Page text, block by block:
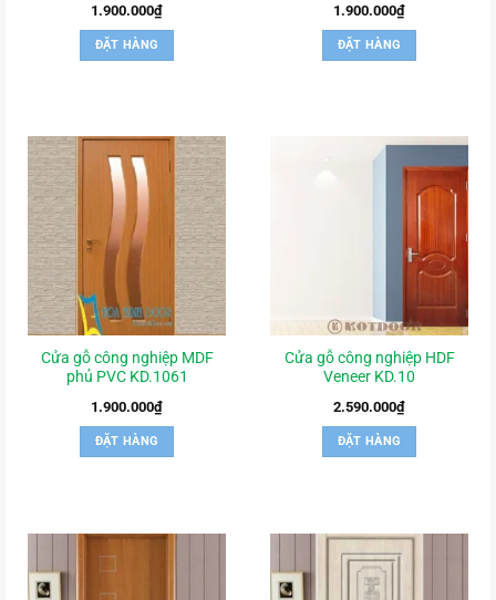
1.900.000₫
ĐẶT HÀNG
1.900.000₫
ĐẶT HÀNG
Cửa gỗ công nghiệp MDF
phủ PVC KD.1061
1.900.000₫
ĐẶT HÀNG
Cửa gỗ công nghiệp HDF
Veneer KD.10
2.590.000₫
ĐẶT HÀNG